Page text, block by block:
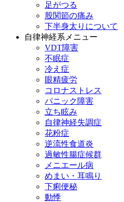
足がつる
股関節の痛み
下半身太りについて
自律神経系メニュー
VDT障害
不眠症
冷え症
眼精疲労
コロナストレス
パニック障害
立ち眩み
自律神経失調症
花粉症
逆流性食道炎
過敏性腸症候群
メニエール病
めまい・耳鳴り
下痢便秘
動悸